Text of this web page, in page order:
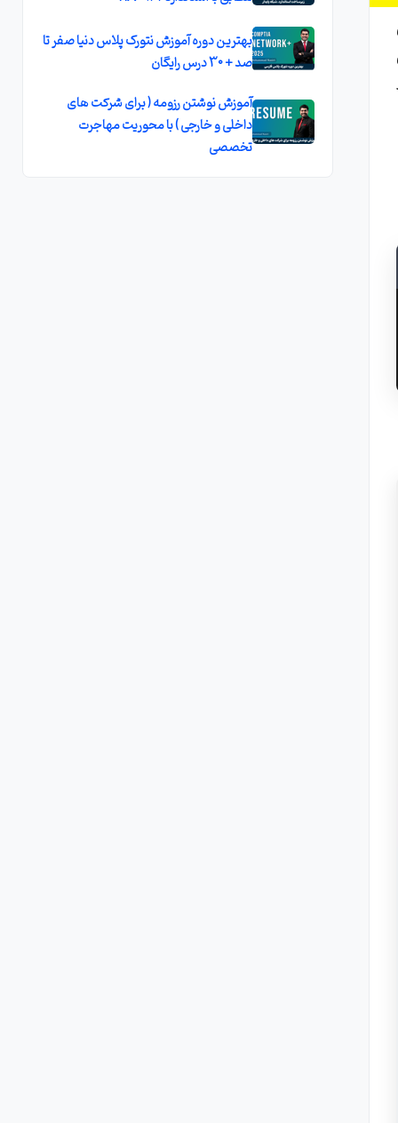
بهترین دوره آموزش نتورک پلاس دنیا صفر تا
صد + 30 درس رایگان
آموزش نوشتن رزومه ( برای شرکت های
داخلی و خارجی ) با محوریت مهاجرت
تخصصی